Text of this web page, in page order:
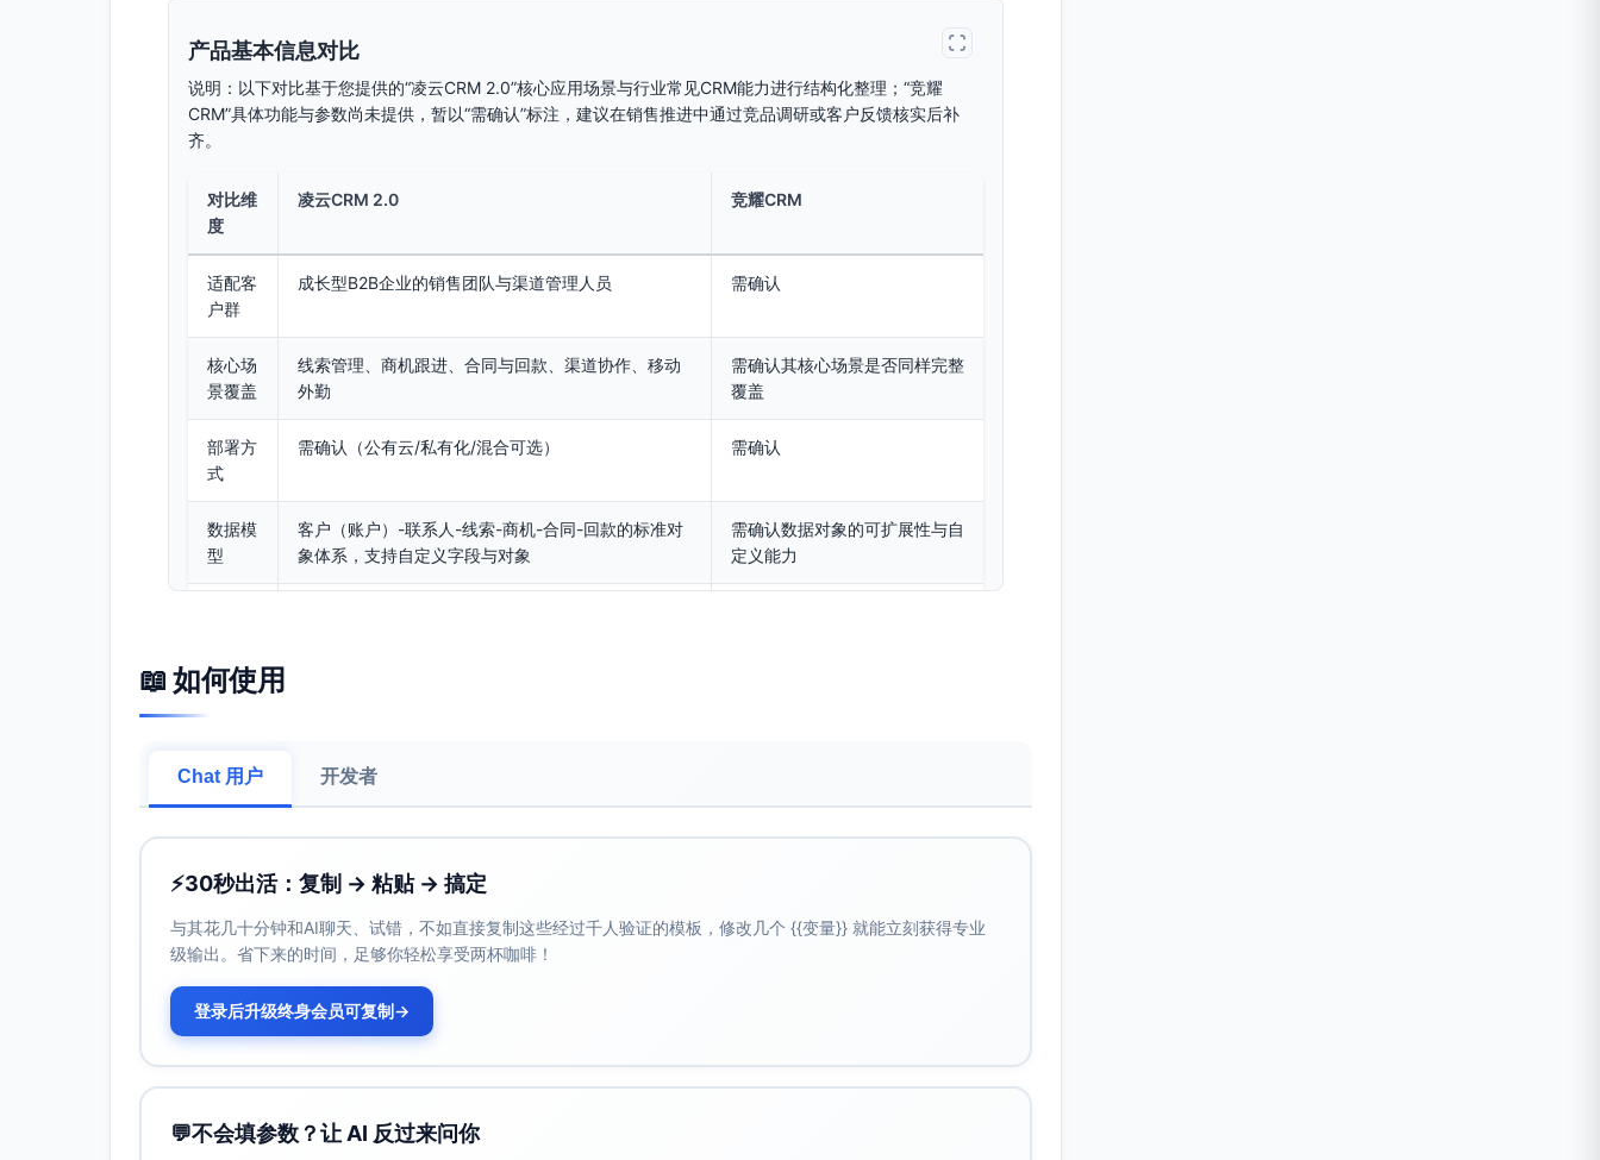
产品基本信息对比
说明：以下对比基于您提供的“凌云CRM 2.0”核心应用场景与行业常见CRM能力进行结构化整理；“竞耀
CRM”具体功能与参数尚未提供，暂以“需确认”标注，建议在销售推进中通过竞品调研或客户反馈核实后补
齐。
对比维
度
凌云CRM 2.0 竞耀CRM
适配客
户群
成长型B2B企业的销售团队与渠道管理人员 需确认
核心场
景覆盖
线索管理、商机跟进、合同与回款、渠道协作、移动
外勤
需确认其核心场景是否同样完整
覆盖
部署方
式
需确认（公有云/私有化/混合可选） 需确认
数据模
型
客户（账户）-联系人-线索-商机-合同-回款的标准对
象体系，支持自定义字段与对象
需确认数据对象的可扩展性与自
定义能力
商机跟
合同与
回款
合同审批流、版本管理、回款计划与提醒；与财务/发
票系统对接能力需确认
作
略、联合跟进
移动外
勤
移动端支持拜访计划、定位签到、拍照上传、语音备
注等常见外勤能力
需确认移动端外勤能力是否完善
自动化
与流程
工作流、审批流、提醒与任务自动化；可视化配置
合规
确认
📖 如何使用
Chat 用户 开发者
⚡30秒出活：复制 → 粘贴 → 搞定
与其花几十分钟和AI聊天、试错，不如直接复制这些经过千人验证的模板，修改几个 {{变量}} 就能立刻获得专业
级输出。省下来的时间，足够你轻松享受两杯咖啡！
登录后升级终身会员可复制→
💬不会填参数？让 AI 反过来问你